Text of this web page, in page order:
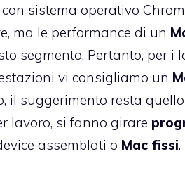
con sistema operativo
ma le performance di un
segmento. Pertanto, per i
vi consigliamo un
il suggerimento resta
lavoro, si fanno girare
assemblati o Mac fissi.